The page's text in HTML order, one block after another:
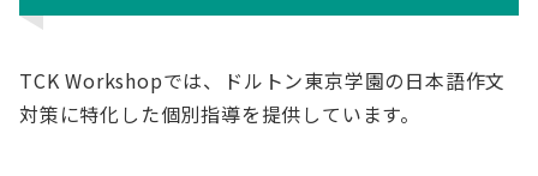
TCK Workshopでは、ドルトン東京学園の日本語作文
対策に特化した個別指導を提供しています。